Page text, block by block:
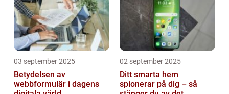
03 september 2025
Betydelsen av
webbformulär i dagens
02 september 2025
Ditt smarta hem
spionerar på dig – så